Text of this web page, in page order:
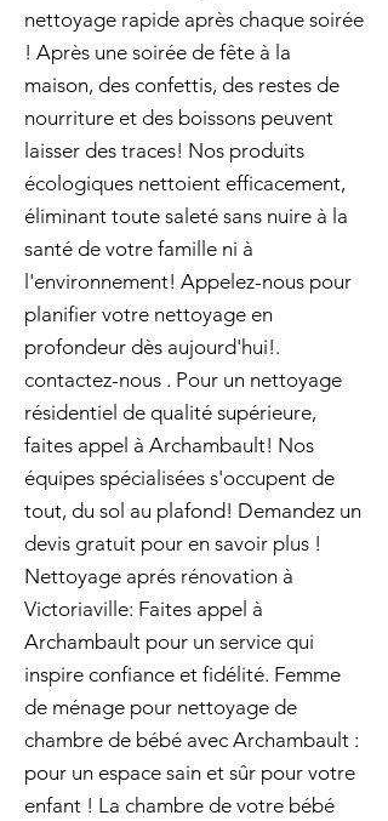
nettoyage rapide après chaque soirée
! Après une soirée de fête à la
maison, des confettis, des restes de
nourriture et des boissons peuvent
laisser des traces! Nos produits
écologiques nettoient efficacement,
éliminant toute saleté sans nuire à la
santé de votre famille ni à
l'environnement! Appelez-nous pour
planifier votre nettoyage en
profondeur dès aujourd'hui!.
contactez-nous . Pour un nettoyage
résidentiel de qualité supérieure,
faites appel à Archambault! Nos
équipes spécialisées s'occupent de
tout, du sol au plafond! Demandez un
devis gratuit pour en savoir plus !
Nettoyage aprés rénovation à
Victoriaville: Faites appel à
Archambault pour un service qui
inspire confiance et fidélité. Femme
de ménage pour nettoyage de
chambre de bébé avec Archambault :
pour un espace sain et sûr pour votre
enfant ! La chambre de votre bébé